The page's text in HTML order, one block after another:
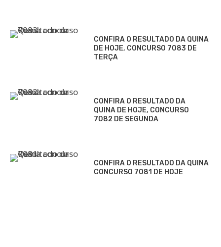
CONFIRA O RESULTADO DA QUINA
DE HOJE, CONCURSO 7083 DE
TERÇA
CONFIRA O RESULTADO DA
QUINA DE HOJE, CONCURSO
7082 DE SEGUNDA
CONFIRA O RESULTADO DA QUINA
CONCURSO 7081 DE HOJE